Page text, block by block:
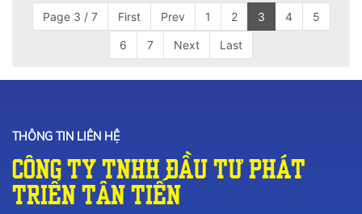
Page 3 / 7 First Prev 1 2 3 4 5
6 7 Next Last
THÔNG TIN LIÊN HỆ
Công Ty TNHH Đầu Tư Phát
Triển Tân Tiến